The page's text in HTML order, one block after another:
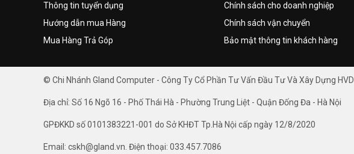
Thông tin tuyển dụng
Hướng dẫn mua Hàng
Mua Hàng Trả Góp
Chính sách cho doanh nghiệp
Chính sách vận chuyển
Bảo mật thông tin khách hàng
© Chi Nhánh Gland Computer - Công Ty Cổ Phần Tư Vấn Đầu Tư Và Xây Dựng HVD
Địa chỉ: Số 16 Ngõ 16 - Phố Thái Hà - Phường Trung Liệt - Quận Đống Đa - Hà Nội
GPĐKKD số 0101383221-001 do Sở KHĐT Tp.Hà Nội cấp ngày 12/8/2020
Email: cskh@gland.vn. Điện thoại: 033.457.7086